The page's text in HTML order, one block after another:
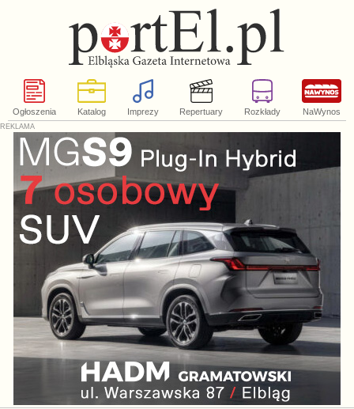
Ogłoszenia Katalog Imprezy Repertuary Rozkłady NaWynos